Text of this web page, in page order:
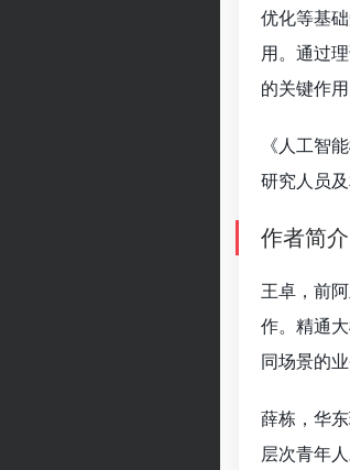
优化等基
用。通过
的关键作用
《人工智
研究人员
作者简介
王卓，前
作。精通
同场景的业
薛栋，华
层次青年